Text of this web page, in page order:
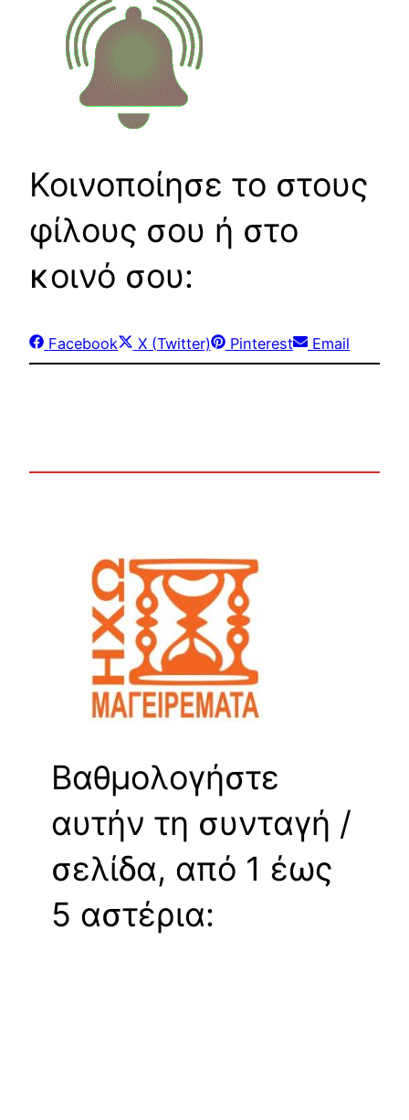
Κοινοποίησε το στους
φίλους σου ή στο
κοινό σου:
Share
on
Facebook
Share
on
X (Twitter)
Share
on
Pinterest
Share
on
Email
Βαθμολογήστε
αυτήν τη συνταγή /
σελίδα, από 1 έως
5 αστέρια: